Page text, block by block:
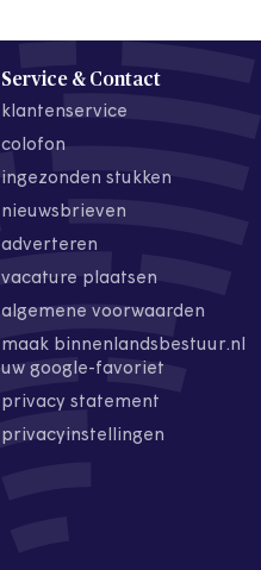
Service & Contact
klantenservice
colofon
ingezonden stukken
nieuwsbrieven
adverteren
vacature plaatsen
algemene voorwaarden
maak binnenlandsbestuur.nl
uw google-favoriet
privacy statement
privacyinstellingen